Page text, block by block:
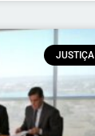
JUSTIÇA